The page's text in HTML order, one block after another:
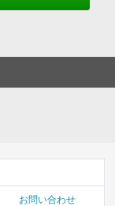
お問い合わせ